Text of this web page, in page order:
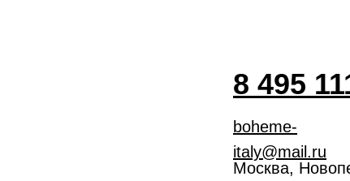
8 495
boheme-
italy@mail.ru
Москва,